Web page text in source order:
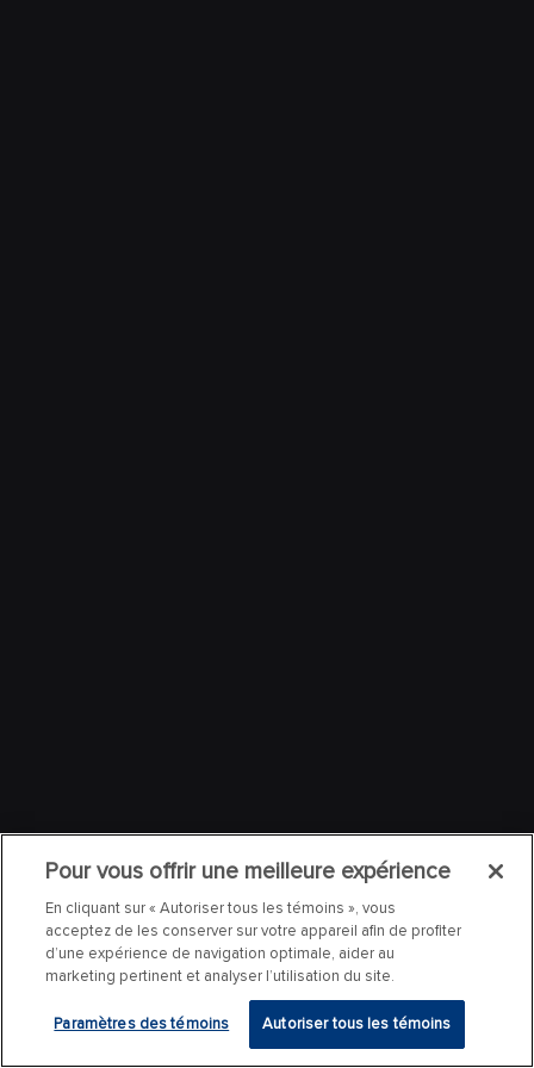
Pour vous offrir une meilleure expérience
En cliquant sur « Autoriser tous les témoins », vous
acceptez de les conserver sur votre appareil afin de profiter
d’une expérience de navigation optimale, aider au
marketing pertinent et analyser l’utilisation du site.
Paramètres des témoins Autoriser tous les témoins